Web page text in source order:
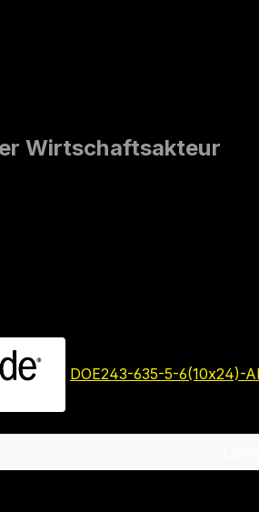
Wirtschaftsakteur
DOE243-635-5-6(10x24)-